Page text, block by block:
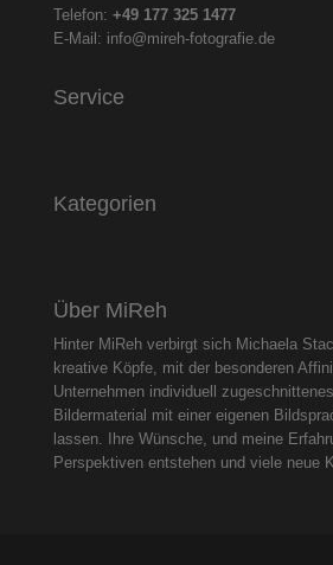
Telefon: +49 177 325 1477
E-Mail: info@mireh-fotografie.de
Service
Kategorien
Über MiReh
Hinter MiReh verbirgt sich Michaela
kreative Köpfe, mit der besonderen
Unternehmen individuell
Bildermaterial mit einer eigenen
lassen. Ihre Wünsche, und meine
Perspektiven entstehen und viele neue